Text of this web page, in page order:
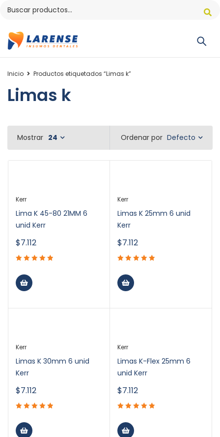
Inicio Productos etiquetados “Limas k”
Limas k
Ordenar por Defecto
Mostrar 24
Kerr
Lima K 45-80 21MM 6
unid Kerr
$7.112
Kerr
Limas K 25mm 6 unid
Kerr
$7.112
Kerr
Limas K 30mm 6 unid
Kerr
$7.112
Kerr
Limas K-Flex 25mm 6
unid Kerr
$7.112